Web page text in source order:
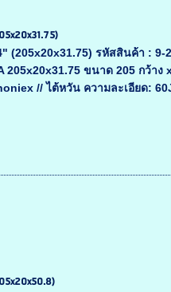
(205x20x31.75) รหัสสินค้า : 9-
205x20x31.75 ขนาด 205 กว้าง
// ไต้หวัน ความละเอียด: